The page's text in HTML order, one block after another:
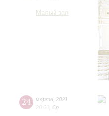
Малый зал
24 марта
2021
20:00 Ср